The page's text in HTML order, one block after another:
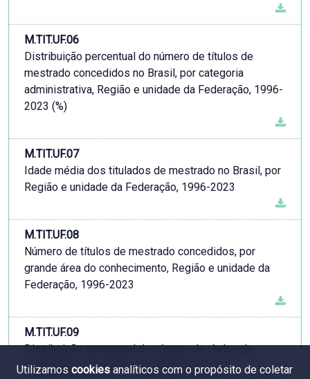
M.TIT.UF.06
Distribuição percentual do número de títulos de
mestrado concedidos no Brasil, por categoria
administrativa, Região e unidade da Federação, 1996-
2023 (%)
M.TIT.UF.07
Idade média dos titulados de mestrado no Brasil, por
Região e unidade da Federação, 1996-2023
M.TIT.UF.08
Número de títulos de mestrado concedidos, por
grande área do conhecimento, Região e unidade da
Federação, 1996-2023
M.TIT.UF.09
Distribuição percentual do número de títulos de
mestrado concedidos, por grande área do
Utilizamos cookies analíticos com o propósito de coletar